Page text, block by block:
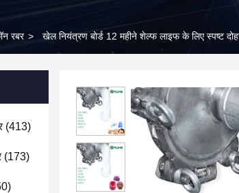
रबर > खेल नियंत्रण बोर्ड 12 महीने शेल्फ लाइफ के लिए स्पष्ट
(413)
(173)